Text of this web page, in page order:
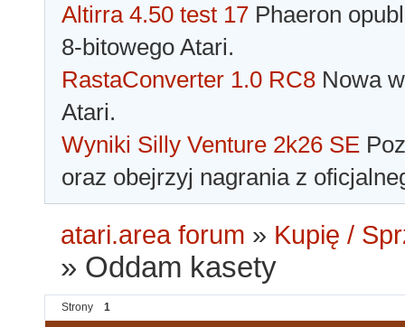
Altirra 4.50 test 17 Phaeron
8-bitowego Atari.
RastaConverter 1.0 RC8 Nowa
Atari.
Wyniki Silly Venture 2k26 SE
oraz obejrzyj nagrania z
atari.area forum » Kupię /
» Oddam kasety
Strony 1